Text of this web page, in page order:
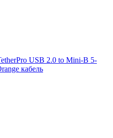
USB 2.0 to Mini-B 5-
кабель